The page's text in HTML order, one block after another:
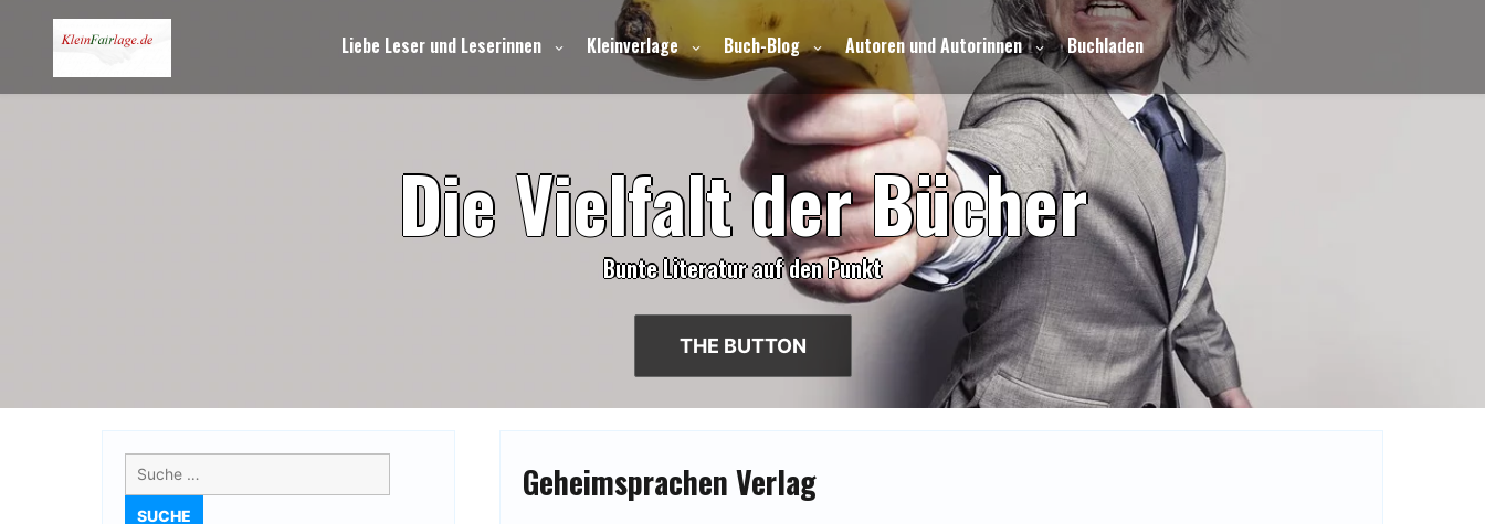
Liebe Leser und Leserinnen Kleinverlage Buch-Blog Autoren und Autorinnen Buchladen
DieVielfaltderBücher
Bunte Literatur auf den Punkt
THE BUTTON
Geheimsprachen Verlag
Suche
nach: